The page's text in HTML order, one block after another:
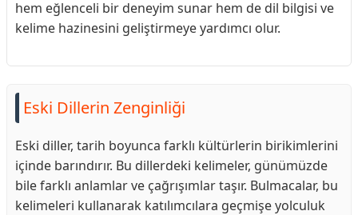
hem eğlenceli bir deneyim sunar hem de dil bilgisi ve
kelime hazinesini geliştirmeye yardımcı olur.
Eski Dillerin Zenginliği
Eski diller, tarih boyunca farklı kültürlerin birikimlerini
içinde barındırır. Bu dillerdeki kelimeler, günümüzde
bile farklı anlamlar ve çağrışımlar taşır. Bulmacalar, bu
kelimeleri kullanarak katılımcılara geçmişe yolculuk